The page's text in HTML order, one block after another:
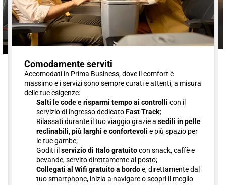
Comodamente serviti
Accomodati in Prima Business, dove il comfort è
massimo e i servizi sono sempre curati e attenti, a misura
delle tue esigenze:
Salti le code e risparmi tempo ai controlli con il
servizio di ingresso dedicatoFast Track;
Rilassati durante il tuo viaggio grazie a sedili in pelle
reclinabili, più larghi e confortevoli e più spazio per
le tue gambe;
Goditi il servizio di Italo gratuitocon snack, caffè e
bevande, servito direttamente al posto;
Collegati al Wifi gratuito a bordoe, direttamente dal
tuo smartphone, inizia a navigare o scopri il meglio